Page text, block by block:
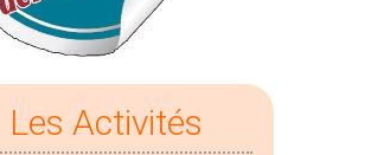
Les Activités